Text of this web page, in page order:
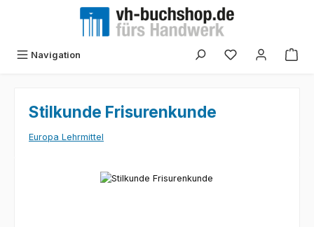
Zum Hauptinhalt springen
Navigation
Stilkunde Frisurenkunde
Europa Lehrmittel
Bildergalerie überspringen